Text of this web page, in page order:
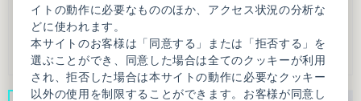
イトの動作に必要なもののほか、アクセス状況の分析な
どに使われます。
本サイトのお客様は「同意する」または「拒否する」を
選ぶことができ、同意した場合は全てのクッキーが利用
され、拒否した場合は本サイトの動作に必要なクッキー
以外の使用を制限することができます。お客様が同意し